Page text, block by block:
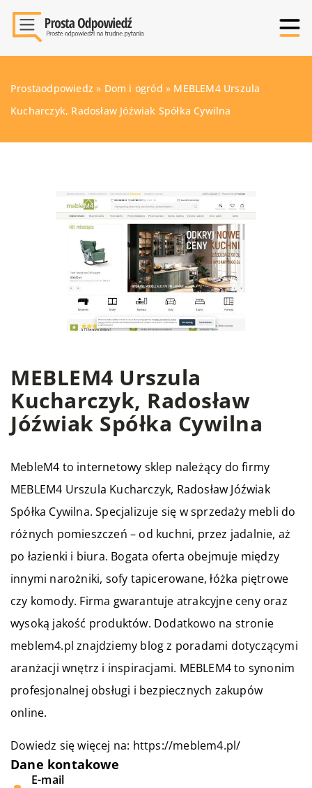
Prostaodpowiedz » Dom i ogród » MEBLEM4 Urszula
Kucharczyk, Radosław Jóźwiak Spółka Cywilna
MEBLEM4 Urszula
Kucharczyk, Radosław
Jóźwiak Spółka Cywilna
MebleM4 to internetowy sklep należący do firmy
MEBLEM4 Urszula Kucharczyk, Radosław Jóźwiak
Spółka Cywilna. Specjalizuje się w sprzedaży mebli do
różnych pomieszczeń – od kuchni, przez jadalnie, aż
po łazienki i biura. Bogata oferta obejmuje między
innymi narożniki, sofy tapicerowane, łóżka piętrowe
czy komody. Firma gwarantuje atrakcyjne ceny oraz
wysoką jakość produktów. Dodatkowo na stronie
meblem4.pl znajdziemy blog z poradami dotyczącymi
aranżacji wnętrz i inspiracjami. MEBLEM4 to synonim
profesjonalnej obsługi i bezpiecznych zakupów
online.
Dowiedz się więcej na: https://meblem4.pl/
Dane kontakowe
E-mail